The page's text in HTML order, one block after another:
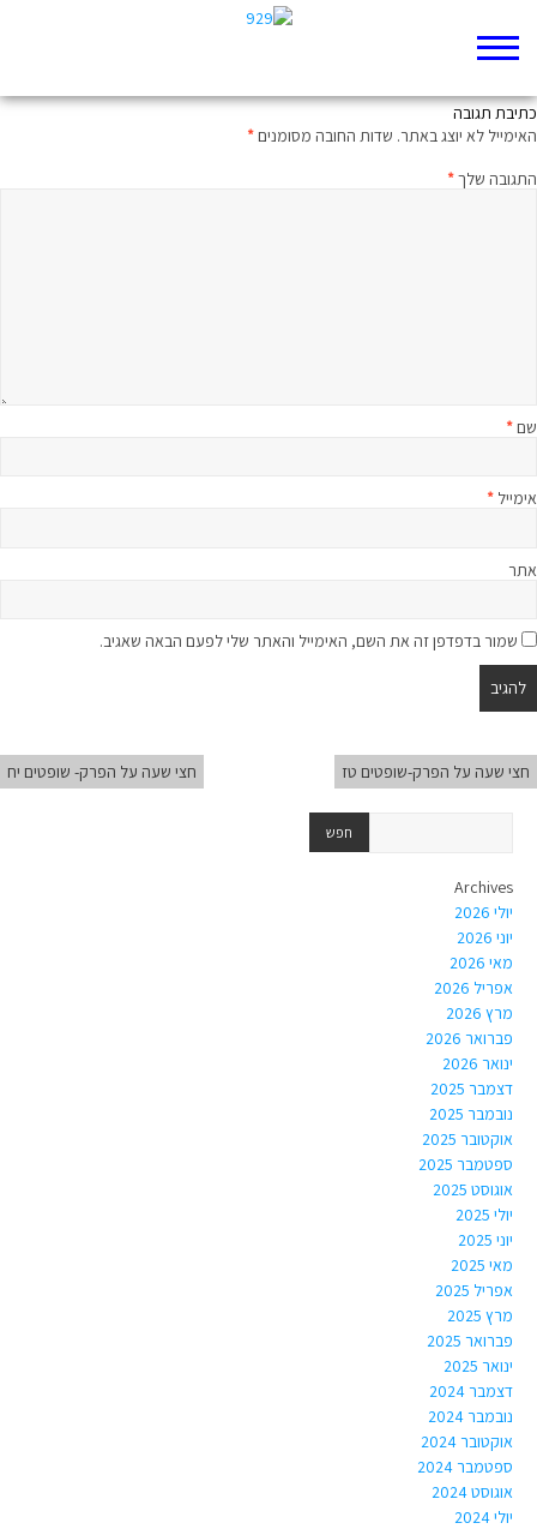
כתיבת תגובה
האימייל לא יוצג באתר. שדות החובה מסומנים*
התגובה שלך*
שם*
אימייל *
אתר
שמור בדפדפן זה את השם, האימייל והאתר שלי לפעם הבאה שאגיב.
חצי שעה על הפרק-שופטים טז חצי שעה על הפרק- שופטים יח
Archives
יולי 2026
יוני 2026
מאי 2026
אפריל 2026
מרץ 2026
פברואר 2026
ינואר 2026
דצמבר 2025
נובמבר 2025
אוקטובר 2025
ספטמבר 2025
אוגוסט 2025
יולי 2025
יוני 2025
מאי 2025
אפריל 2025
מרץ 2025
פברואר 2025
ינואר 2025
דצמבר 2024
נובמבר 2024
אוקטובר 2024
ספטמבר 2024
אוגוסט 2024
יולי 2024